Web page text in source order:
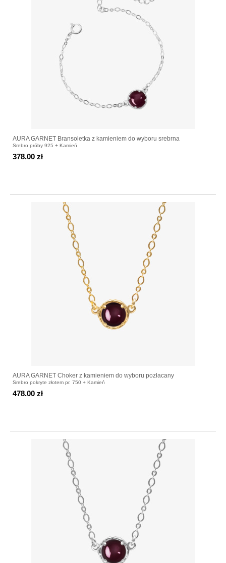
AURA GARNET Bransoletka z kamieniem do wyboru srebrna
Srebro próby 925 + Kamień
378.00 zł
AURA GARNET Choker z kamieniem do wyboru pozłacany
Srebro pokryte złotem pr. 750 + Kamień
478.00 zł